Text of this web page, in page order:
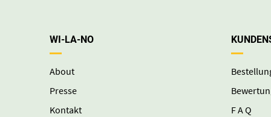
WI-LA-NO
About
Presse
Kontakt
F A Q